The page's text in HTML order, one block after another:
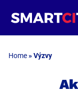
Home»Výzvy